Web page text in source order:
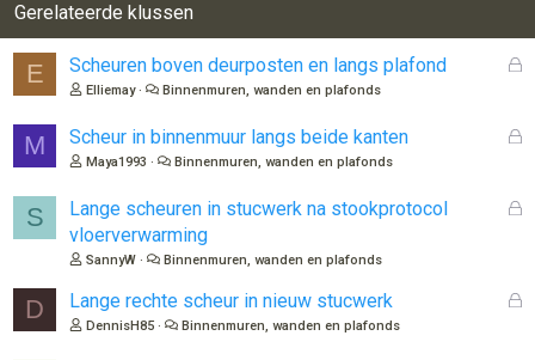
Gerelateerde klussen
E
G
n
Scheuren boven deurposten en langs plafond
Elliemay Binnenmuren, wanden en plafonds
M
G
Scheur in binnenmuur langs beide kanten
Maya1993 Binnenmuren, wanden en plafonds
S
G
o
Lange scheuren in stucwerk na stookprotocol
vloerverwarming
SannyW Binnenmuren, wanden en plafonds
D
G
Lange rechte scheur in nieuw stucwerk
DennisH85 Binnenmuren, wanden en plafonds